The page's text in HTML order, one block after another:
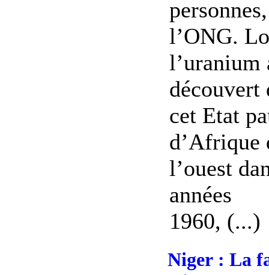
l’ONG.
l’uranium
découvert
cet Etat
d’Afrique
l’ouest
années
1960, (...)
Niger : La